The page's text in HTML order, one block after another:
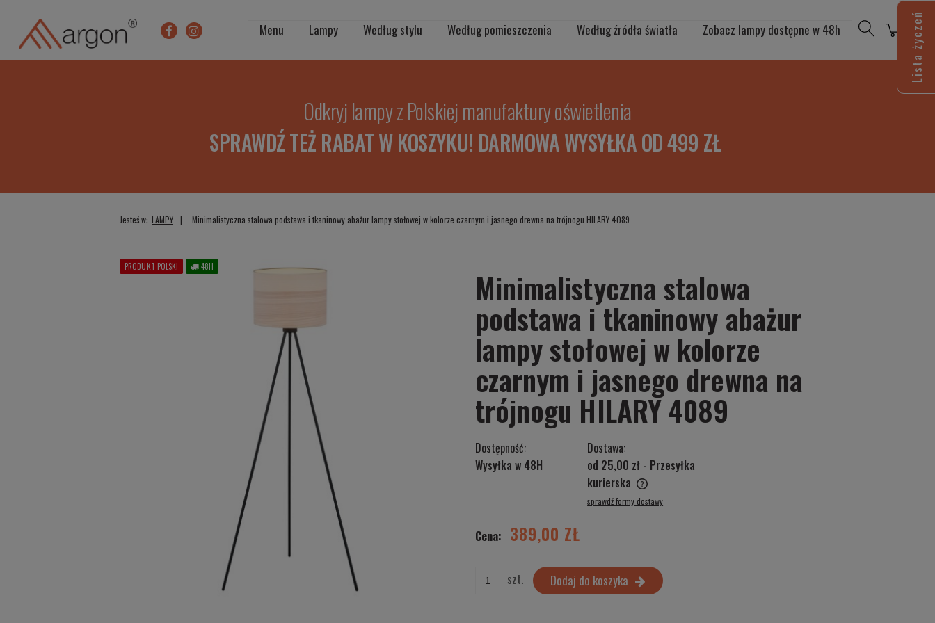
Menu Lampy Według stylu Według pomieszczenia Według źródła światła Zobacz lampy dostępne w 48h
Odkryj lampy z Polskiej manufaktury oświetlenia
SPRAWDŹ TEŻ RABAT W KOSZYKU! DARMOWA WYSYŁKA OD 499 ZŁ
Jesteś w: LAMPY Minimalistyczna stalowa podstawa i tkaninowy abażur lampy stołowej w kolorze czarnym i jasnego drewna na trójnogu HILARY 4089
PRODUKT POLSKI 48H Minimalistyczna stalowa
podstawa i tkaninowy abażur
lampy stołowej w kolorze
czarnym i jasnego drewna na
trójnogu HILARY 4089
Dostępność:
Wysyłka w 48H
Dostawa:
od 25,00 zł - Przesyłka
kurierska
płatności
sprawdź formy dostawy
Cena: 389,00 ZŁ
szt. Dodaj do koszyka
Lista życzeń